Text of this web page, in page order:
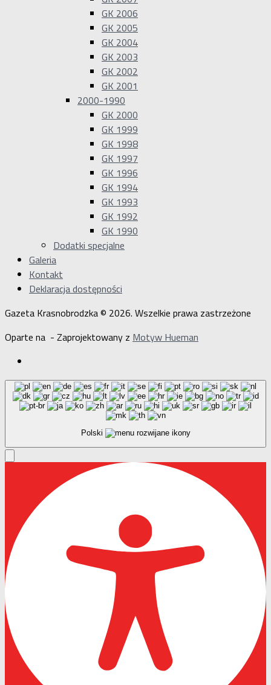
GK 2006
GK 2005
GK 2004
GK 2003
GK 2002
GK 2001
2000-1990
GK 2000
GK 1999
GK 1998
GK 1997
GK 1996
GK 1994
GK 1993
GK 1992
GK 1990
Dodatki specjalne
Galeria
Kontakt
Deklaracja dostępności
Gazeta Krasnobrodzka © 2026. Wszelkie prawa zastrzeżone
Oparte na - Zaprojektowany z Motyw Hueman
Polski